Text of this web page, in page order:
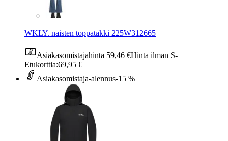
WKLY. naisten toppatakki 225W312665
Asiakasomistajahinta 59,46 €Hinta ilman S-
Etukorttia:69,95 €
Asiakasomistaja-alennus-15 %